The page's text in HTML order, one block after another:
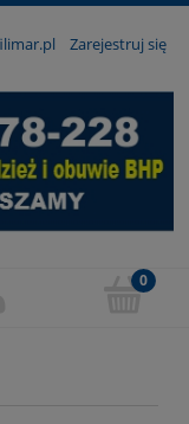
Zarejestruj się